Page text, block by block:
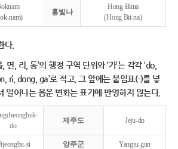
nam)
홍빛나
Hong Bitna
(Hong Bit-na)
다.
면, 리, 동’의 행정 구역 단위와 ‘가’는 각각 ‘do,
ri, dong, ga’로 적고, 그 앞에는 붙임표(-)를 넣
일어나는 음운 변화는 표기에 반영하지 않는다.
do
제주도 Jeju-do
si 양주군 Yangju-gun